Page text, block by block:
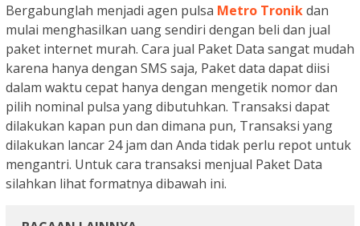
Bergabunglah menjadi agen pulsa Metro Tronikdan
mulai menghasilkan uang sendiri dengan beli dan jual
paket internet murah. Cara jual Paket Data sangat mudah
karena hanya dengan SMS saja, Paket data dapat diisi
dalam waktu cepat hanya dengan mengetik nomor dan
pilih nominal pulsa yang dibutuhkan. Transaksi dapat
dilakukan kapan pun dan dimana pun, Transaksi yang
dilakukan lancar 24 jam dan Anda tidak perlu repot untuk
mengantri. Untuk cara transaksi menjual Paket Data
silahkan lihat formatnya dibawah ini.